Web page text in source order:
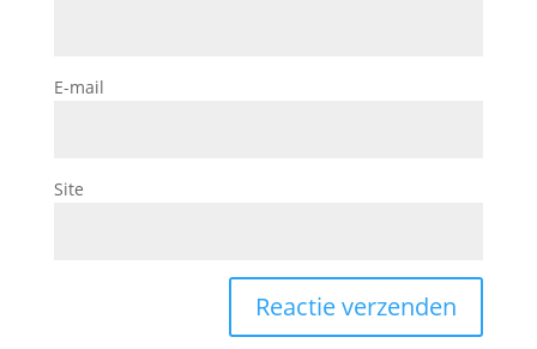
E-mail
Site